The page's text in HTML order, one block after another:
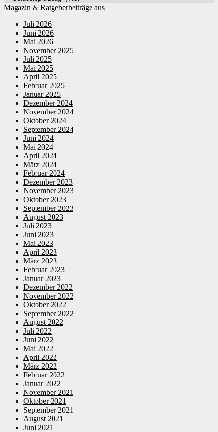
Magazin & Ratgeberbeiträge aus
Juli 2026
Juni 2026
Mai 2026
November 2025
Juli 2025
Mai 2025
April 2025
Februar 2025
Januar 2025
Dezember 2024
November 2024
Oktober 2024
September 2024
Juni 2024
Mai 2024
April 2024
März 2024
Februar 2024
Dezember 2023
November 2023
Oktober 2023
September 2023
August 2023
Juli 2023
Juni 2023
Mai 2023
April 2023
März 2023
Februar 2023
Januar 2023
Dezember 2022
November 2022
Oktober 2022
September 2022
August 2022
Juli 2022
Juni 2022
Mai 2022
April 2022
März 2022
Februar 2022
Januar 2022
November 2021
Oktober 2021
September 2021
August 2021
Juni 2021